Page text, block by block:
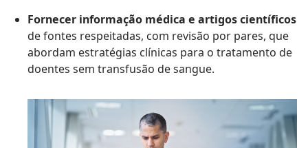
Fornecer informação médica e artigos científicos
de fontes respeitadas, com revisão por pares, que
abordam estratégias clínicas para o tratamento de
doentes sem transfusão de sangue.